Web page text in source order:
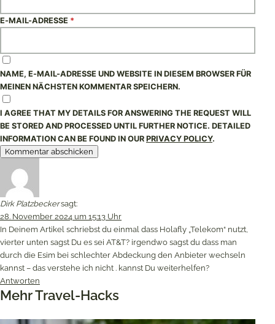
E-MAIL-ADRESSE *
NAME, E-MAIL-ADRESSE UND WEBSITE IN DIESEM BROWSER FÜR
MEINEN NÄCHSTEN KOMMENTAR SPEICHERN.
I AGREE THAT MY DETAILS FOR ANSWERING THE REQUEST WILL
BE STORED AND PROCESSED UNTIL FURTHER NOTICE. DETAILED
INFORMATION CAN BE FOUND IN OUR PRIVACY POLICY.
Dirk Platzbecker sagt:
28. November 2024 um 15:13 Uhr
In Deinem Artikel schriebst du einmal dass Holafly „Telekom“ nutzt,
vierter unten sagst Du es sei AT&T? irgendwo sagst du dass man
durch die Esim bei schlechter Abdeckung den Anbieter wechseln
kannst – das verstehe ich nicht . kannst Du weiterhelfen?
Antworten
Mehr Travel-Hacks